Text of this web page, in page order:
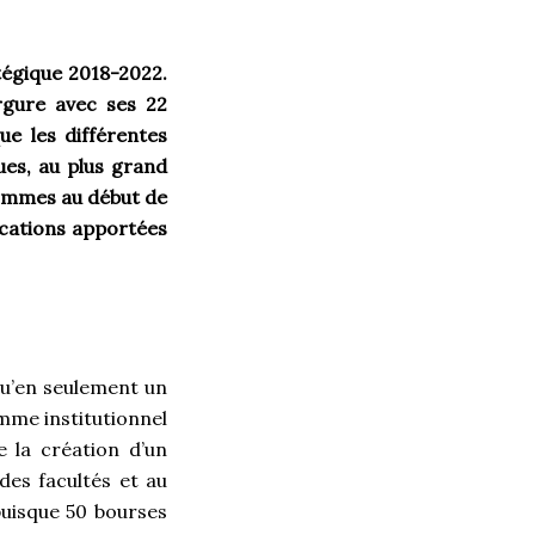
2018-2022.
avec ses 22
les différentes
au plus grand
au début de
apportées
seulement un
institutionnel
la création d’un
facultés et au
50 bourses